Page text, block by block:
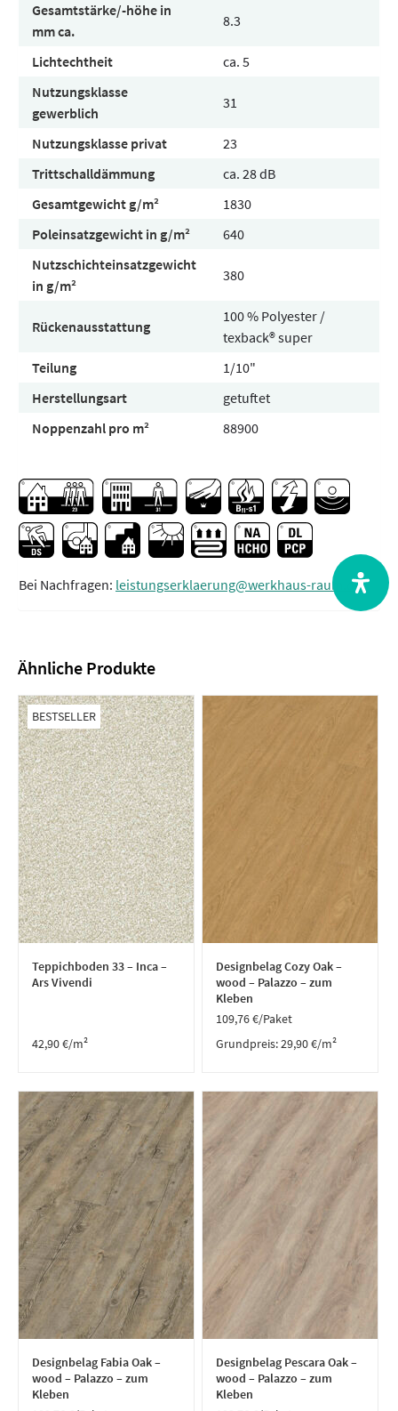
Gesamtstärke/-höhe in
mm ca.
8.3
Lichtechtheit
ca. 5
Nutzungsklasse
gewerblich
31
Nutzungsklasse privat
23
Trittschalldämmung
ca. 28 dB
Gesamtgewicht g/m²
1830
Poleinsatzgewicht in g/m²
640
Nutzschichteinsatzgewicht
in g/m²
380
Rückenausstattung
100 % Polyester /
texback® super
Teilung
1/10"
Herstellungsart
getuftet
Noppenzahl pro m²
88900
Bei Nachfragen: leistungserklaerung@werkhaus-raum.de
Ähnliche Produkte
BESTSELLER
Teppichboden 33 – Inca –
Ars Vivendi
42,90€/m²
Designbelag Cozy Oak –
wood – Palazzo – zum
Kleben
109,76€/Paket
Grundpreis:29,90€/m²
Designbelag Fabia Oak –
wood – Palazzo – zum
Kleben
Designbelag Pescara Oak –
wood – Palazzo – zum
Kleben